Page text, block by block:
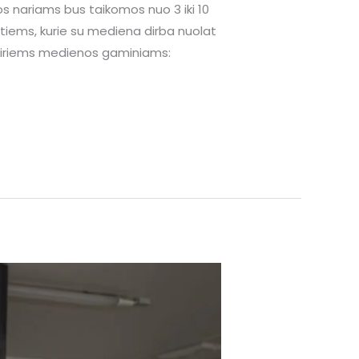
bus taikomos nuo 3 iki 10
kurie su mediena dirba nuolat
medienos gaminiams: